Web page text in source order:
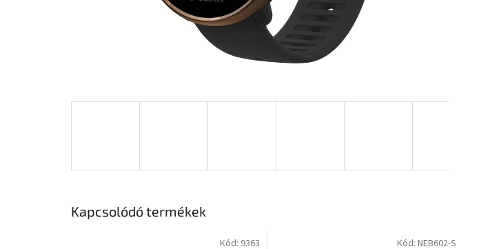
Kapcsolódó termékek
Kód: 9363 Kód: NEB602-S